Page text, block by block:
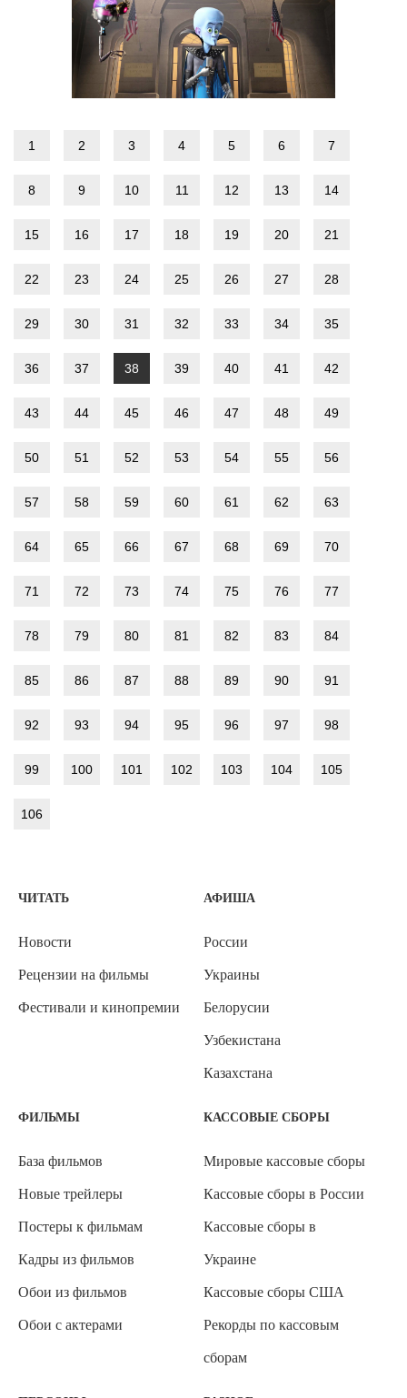
1 2 3 4 5 6 7
8 9 10 11 12 13 14
15 16 17 18 19 20 21
22 23 24 25 26 27 28
29 30 31 32 33 34 35
36 37 38 39 40 41 42
43 44 45 46 47 48 49
50 51 52 53 54 55 56
57 58 59 60 61 62 63
64 65 66 67 68 69 70
71 72 73 74 75 76 77
78 79 80 81 82 83 84
85 86 87 88 89 90 91
92 93 94 95 96 97 98
99 100 101 102 103 104 105
106
ЧИТАТЬ
Новости
Рецензии на фильмы
Фестивали и кинопремии
АФИША
России
Украины
Белорусии
Узбекистана
Казахстана
ФИЛЬМЫ
База фильмов
Новые трейлеры
Постеры к фильмам
Кадры из фильмов
Обои из фильмов
Обои с актерами
КАССОВЫЕ СБОРЫ
Мировые кассовые сборы
Кассовые сборы в России
Кассовые сборы в
Украине
Кассовые сборы США
Рекорды по кассовым
сборам